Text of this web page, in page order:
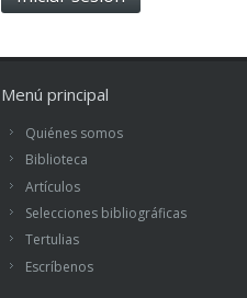
Menú principal
Quiénes somos
Biblioteca
Artículos
Selecciones bibliográficas
Tertulias
Escríbenos